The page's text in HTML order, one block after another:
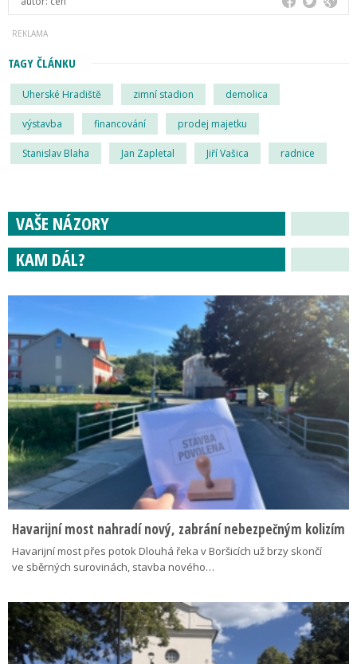
TAGY ČLÁNKU
Uherské Hradiště zimní stadion demolica
výstavba financování prodej majetku
Stanislav Blaha Jan Zapletal Jiří Vašica radnice
VAŠE NÁZORY
KAM DÁL?
Havarijní most nahradí nový, zabrání nebezpečným kolizím
Havarijní most přes potok Dlouhá řeka v Boršicích už brzy skončí
ve sběrných surovinách, stavba nového…